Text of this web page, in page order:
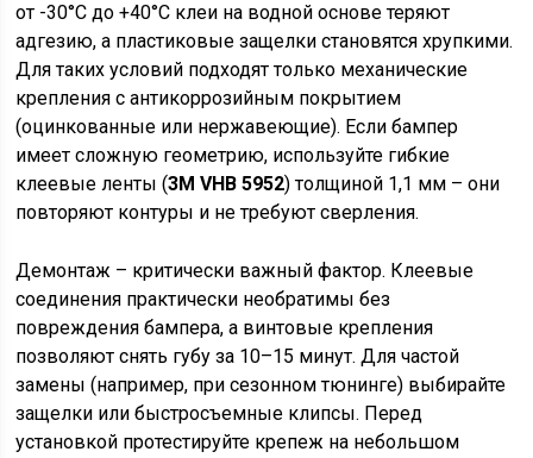
от -30°C до +40°C клеи на водной основе теряют
адгезию, а пластиковые защелки становятся хрупкими.
Для таких условий подходят только механические
крепления с антикоррозийным покрытием
(оцинкованные или нержавеющие). Если бампер
имеет сложную геометрию, используйте гибкие
клеевые ленты (3M VHB 5952) толщиной 1,1 мм – они
повторяют контуры и не требуют сверления.
Демонтаж – критически важный фактор. Клеевые
соединения практически необратимы без
повреждения бампера, а винтовые крепления
позволяют снять губу за 10–15 минут. Для частой
замены (например, при сезонном тюнинге) выбирайте
защелки или быстросъемные клипсы. Перед
установкой протестируйте крепеж на небольшом